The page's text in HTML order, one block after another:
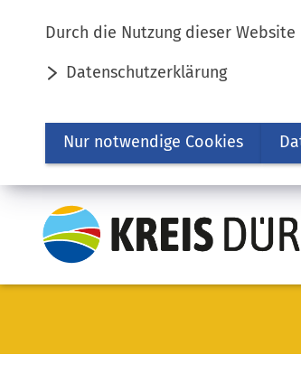
Durch die Nutzung dieser
Datenschutzerklärung
Nur notwendige Cookies
Inhalt anspringen